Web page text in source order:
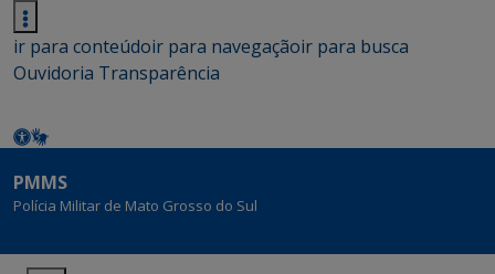
ir para conteúdoir para navegaçãoir para busca
Ouvidoria Transparência
PMMS
Polícia Militar de Mato Grosso do Sul